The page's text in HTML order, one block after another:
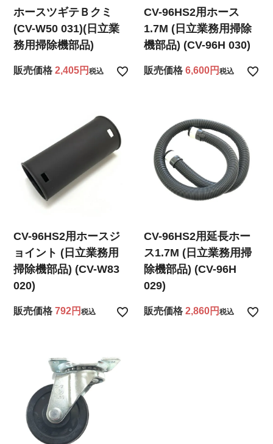
ホースツギテＢクミ
(CV-W50 031)(日立業
務用掃除機部品)
販売価格 2,405 税込
CV-96HS2用ホース
1.7M (日立業務用掃除
機部品) (CV-96H 030)
販売価格 6,600 税込
CV-96HS2用ホースジ
ョイント (日立業務用
掃除機部品) (CV-W83
020)
販売価格 792 税込
CV-96HS2用延長ホー
ス1.7M (日立業務用掃
除機部品) (CV-96H
029)
販売価格 2,860 税込